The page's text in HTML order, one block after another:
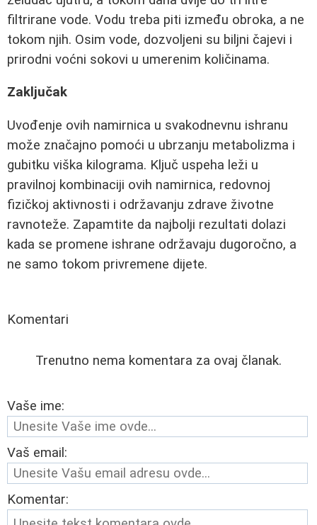
filtrirane vode. Vodu treba piti između obroka, a ne
tokom njih. Osim vode, dozvoljeni su biljni čajevi i
prirodni voćni sokovi u umerenim količinama.
Zaključak
Uvođenje ovih namirnica u svakodnevnu ishranu
može značajno pomoći u ubrzanju metabolizma i
gubitku viška kilograma. Ključ uspeha leži u
pravilnoj kombinaciji ovih namirnica, redovnoj
fizičkoj aktivnosti i održavanju zdrave životne
ravnoteže. Zapamtite da najbolji rezultati dolazi
kada se promene ishrane održavaju dugoročno, a
ne samo tokom privremene dijete.
Komentari
Trenutno nema komentara za ovaj članak.
Vaše ime:
Vaš email:
Komentar: